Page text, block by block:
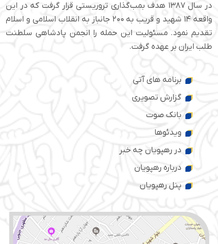
در سال ۱۳۸۷ هدف بمب‌گذاری تروریستی قرار گرفت که در این
واقعه ۱۴ شهید و قریب به ۲۰۰ جانباز به انقلاب اسلامی و اسلام
تقدیم نمود. مسئولیت این حمله را انجمن پادشاهی سلطنت
طلب ایران بر عهده گرفت.
برنامه های آتی
گزارش تصویری
بانک صوت
ویدئوها
در رهپویان چه خبر
درباره رهپویان
پنل رهپویان